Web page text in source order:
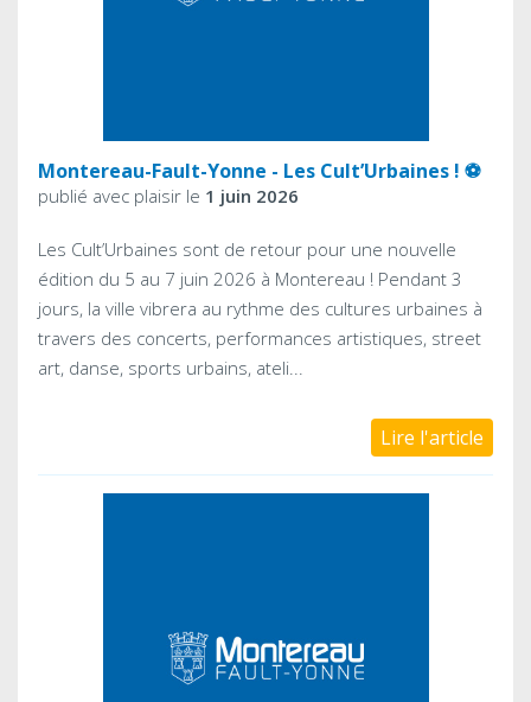
Montereau-Fault-Yonne - Les Cult’Urbaines ! ⚽️
publié avec plaisir le 1 juin 2026
Les Cult’Urbaines sont de retour pour une nouvelle
édition du 5 au 7 juin 2026 à Montereau ! Pendant 3
jours, la ville vibrera au rythme des cultures urbaines à
travers des concerts, performances artistiques, street
art, danse, sports urbains, ateli...
Lire l'article